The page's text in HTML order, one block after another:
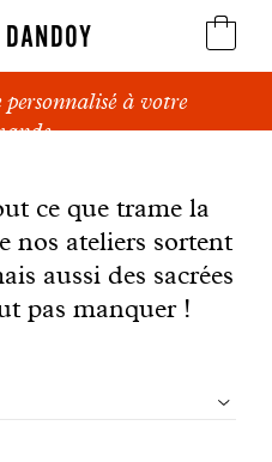
à votre
ce que trame la
nos ateliers sortent
aussi des sacrées
pas manquer !